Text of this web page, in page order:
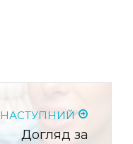
НАСТУПНИЙ
Догляд за